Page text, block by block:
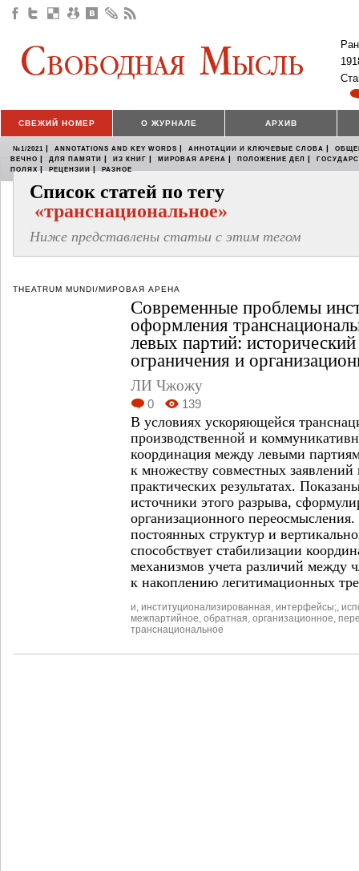
СВЕЖИЙ НОМЕР О ЖУРНАЛЕ АРХИВ
№1/2021 | ANNOTATIONS AND KEY WORDS | АННОТАЦИИ И КЛЮЧЕВЫЕ СЛОВА |
ВЕЧНО | ДЛЯ ПАМЯТИ | ИЗ КНИГ | МИРОВАЯ АРЕНА | ПОЛОЖЕНИЕ ДЕЛ |
ПОЛЯХ | РЕЦЕНЗИИ | РАЗНОЕ
Список статей по тегу
«транснациональное»
Ниже представлены статьи с этим тегом
THEATRUM MUNDI/МИРОВАЯ АРЕНА
Современные проблемы
оформления
левых партий:
ограничения и
ЛИ Чжожу
0 139
В условиях ускоряющейся
производственной и
координация между левыми
к множеству совместных
практических результатах.
источники этого разрыва,
организационного
постоянных структур и
способствует стабилизации
механизмов учета различий между
к накоплению легитимационных
и институционализированная интерфейсы;
межпартийное обратная организационное
транснациональное